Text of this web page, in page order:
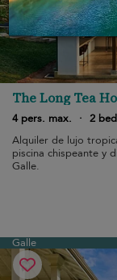
The Long Tea
4 pers. max.
· 2
Alquiler de lujo
piscina chispeante y
Galle.
Galle